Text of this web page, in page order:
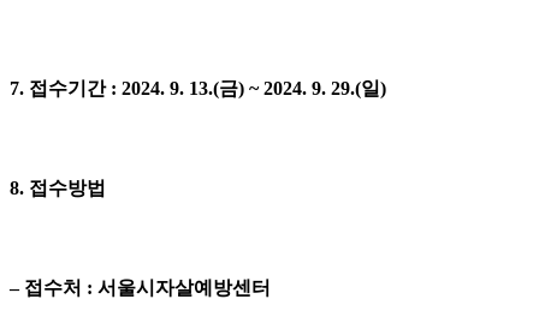
7. 접수기간 : 2024. 9. 13.(금) ~ 2024. 9. 29.(일)
8. 접수방법
– 접수처 : 서울시자살예방센터